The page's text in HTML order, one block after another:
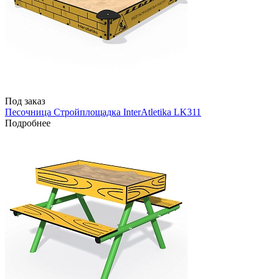
Под заказ
Песочница Стройплощадка InterAtletika LK311
Подробнее